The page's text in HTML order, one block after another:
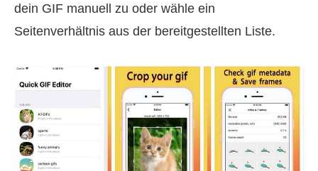
dein GIF manuell zu oder wähle ein
Seitenverhältnis aus der bereitgestellten Liste.